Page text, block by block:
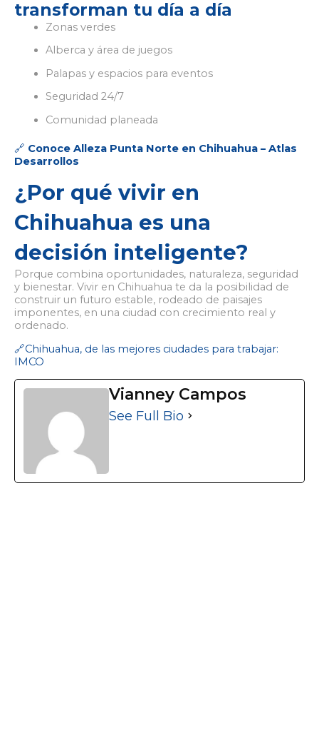
transforman tu día a día
Zonas verdes
Alberca y área de juegos
Palapas y espacios para eventos
Seguridad 24/7
Comunidad planeada
🔗 Conoce Alleza Punta Norte en Chihuahua – Atlas
Desarrollos
¿Por qué vivir en
Chihuahua es una
decisión inteligente?
Porque combina oportunidades, naturaleza, seguridad
y bienestar. Vivir en Chihuahua te da la posibilidad de
construir un futuro estable, rodeado de paisajes
imponentes, en una ciudad con crecimiento real y
ordenado.
🔗Chihuahua, de las mejores ciudades para trabajar:
IMCO
Vianney Campos
See Full Bio